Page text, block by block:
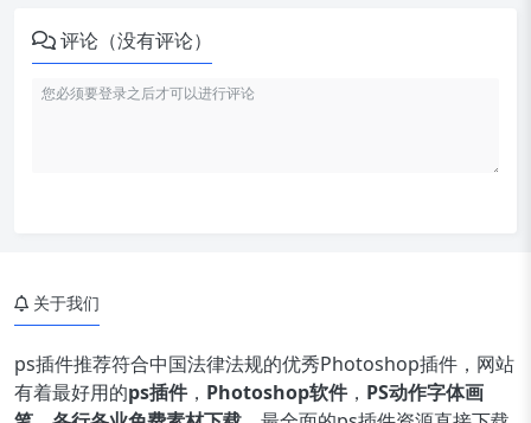
评论（没有评论）
关于我们
ps插件推荐符合中国法律法规的优秀Photoshop插件，网站
有着最好用的ps插件， Photoshop软件， PS动作字体画